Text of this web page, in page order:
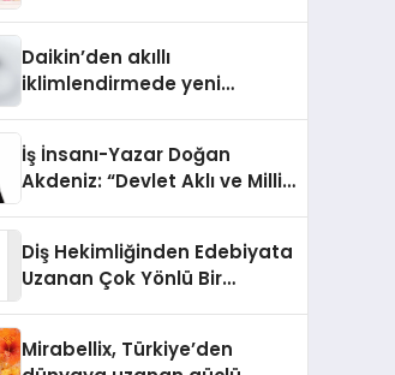
Daikin’den akıllı
iklimlendirmede yeni
İş İnsanı-Yazar Doğan
Akdeniz: “Devlet Aklı ve Milli
Diş Hekimliğinden Edebiyata
Uzanan Çok Yönlü Bir
Mirabellix, Türkiye’den